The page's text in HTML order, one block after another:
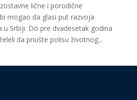
lične i porodične
mogao da glasi put razvoja
u Srbiji. Do pre dvadesetak godina
da priušte polisu životnog...